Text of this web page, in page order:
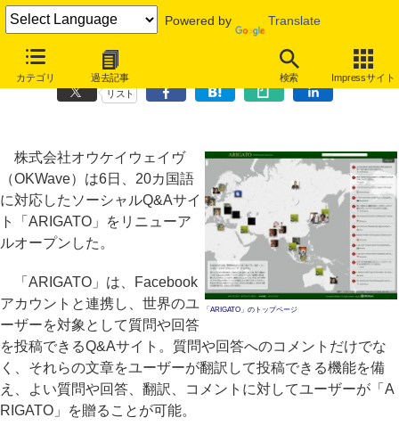
Powered by Translate
カテゴリ 過去記事 検索 Impressサイト
OKWave、20カ国語対応のQ&Aサービス「ARIGATO」をリニューアル
リスト
「ARIGATO」のトップページ
株式会社オウケイウェイヴ
（OKWave）は6日、20カ国語
に対応したソーシャルQ&Aサイ
ト「ARIGATO」をリニューア
ルオープンした。
「ARIGATO」は、Facebook
アカウントと連携し、世界のユ
ーザーを対象として質問や回答
を投稿できるQ&Aサイト。質問や回答へのコメントだけでな
く、それらの文章をユーザーが翻訳して投稿できる機能を備
え、よい質問や回答、翻訳、コメントに対してユーザーが「A
RIGATO」を贈ることが可能。